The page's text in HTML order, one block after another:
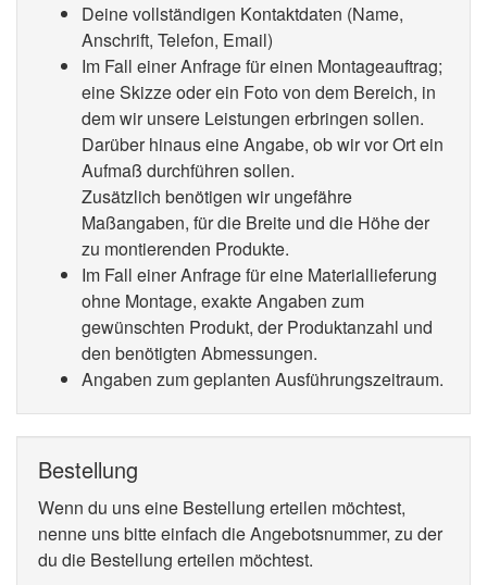
Deine vollständigen Kontaktdaten (Name,
Anschrift, Telefon, Email)
Im Fall einer Anfrage für einen Montageauftrag;
eine Skizze oder ein Foto von dem Bereich, in
dem wir unsere Leistungen erbringen sollen.
Darüber hinaus eine Angabe, ob wir vor Ort ein
Aufmaß durchführen sollen.
Zusätzlich benötigen wir ungefähre
Maßangaben, für die Breite und die Höhe der
zu montierenden Produkte.
Im Fall einer Anfrage für eine Materiallieferung
ohne Montage, exakte Angaben zum
gewünschten Produkt, der Produktanzahl und
den benötigten Abmessungen.
Angaben zum geplanten Ausführungszeitraum.
Bestellung
Wenn du uns eine Bestellung erteilen möchtest,
nenne uns bitte einfach die Angebotsnummer, zu der
du die Bestellung erteilen möchtest.